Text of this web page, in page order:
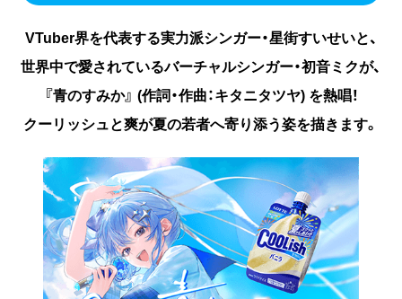
VTuber界を代表する実力派シンガー・星街すいせいと、
世界中で愛されているバーチャルシンガー・初音ミクが、
『青のすみか』 (作詞・作曲：キタニタツヤ) を熱唱！
クーリッシュと爽が夏の若者へ寄り添う姿を描きます。